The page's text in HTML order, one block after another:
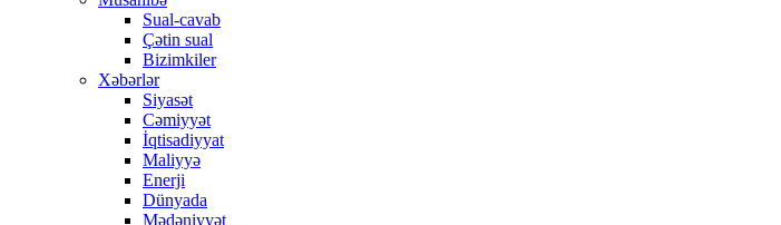
Sual-cavab
Çətin sual
Bizimkiler
Xəbərlər
Siyasət
Cəmiyyət
İqtisadiyyat
Maliyyə
Enerji
Dünyada
Mədəniyyət